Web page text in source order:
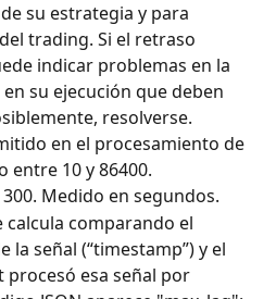
su estrategia y para
trading. Si el retraso
indicar problemas en la
su ejecución que deben
resolverse.
en el procesamiento de
entre 10 y 86400.
Medido en segundos.
calcula comparando el
la señal (“timestamp”) y el
esa señal por